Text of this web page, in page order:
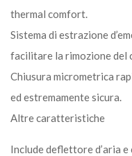
thermal comfort.
Sistema di estrazione
facilitare la rimozione del
Chiusura micrometrica
ed estremamente sicura.
Altre caratteristiche
Include deflettore d’aria